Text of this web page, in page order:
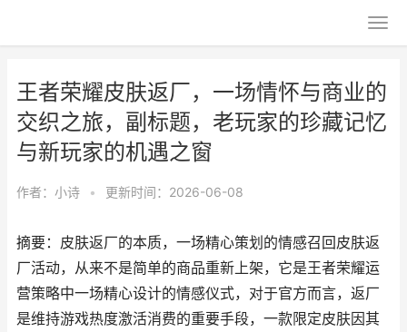
王者荣耀皮肤返厂，一场情怀与商业的
交织之旅，副标题，老玩家的珍藏记忆
与新玩家的机遇之窗
作者： 小诗 • 更新时间：2026-06-08
摘要：皮肤返厂的本质，一场精心策划的情感召回皮肤返
厂活动，从来不是简单的商品重新上架，它是王者荣耀运
营策略中一场精心设计的情感仪式，对于官方而言，返厂
是维持游戏热度激活消费的重要手段，一款限定皮肤因其